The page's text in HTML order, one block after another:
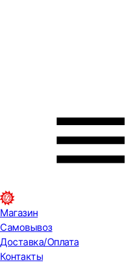
Магазин
Самовывоз
Доставка/Оплата
Контакты